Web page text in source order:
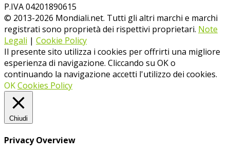
P.IVA 04201890615
© 2013-2026 Mondiali.net. Tutti gli altri marchi e marchi
registrati sono proprietà dei rispettivi proprietari. Note
Legali | Cookie Policy
Il presente sito utilizza i cookies per offrirti una migliore
esperienza di navigazione. Cliccando su OK o
continuando la navigazione accetti l'utilizzo dei cookies.
OKCookies Policy
Chiudi
Privacy Overview